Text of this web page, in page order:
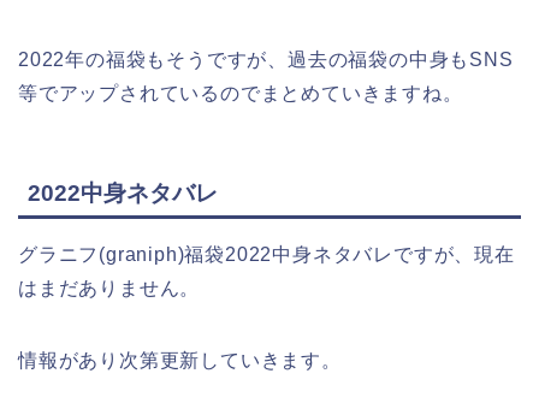
2022年の福袋もそうですが、過去の福袋の中身もSNS
等でアップされているのでまとめていきますね。
2022中身ネタバレ
グラニフ(graniph)福袋2022中身ネタバレですが、現在
はまだありません。
情報があり次第更新していきます。